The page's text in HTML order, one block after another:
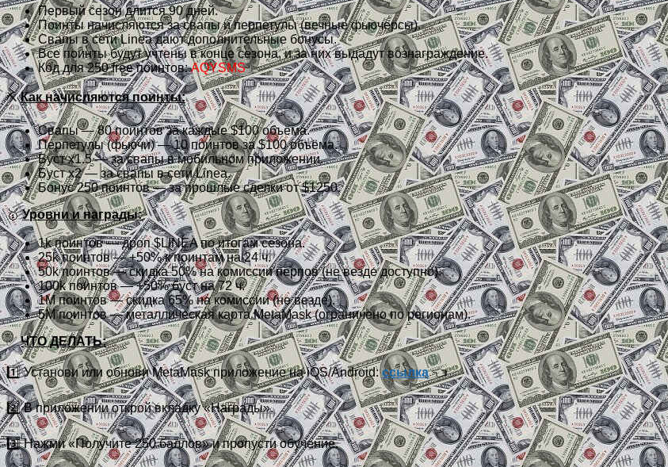
Первый сезон длится 90 дней.
Поинты начисляются за свапы и перпетулы (вечные фьючерсы).
Свапы в сети Linea дают дополнительные бонусы.
Все поинты будут учтены в конце сезона, и за них выдадут вознаграждение.
Код для 250 free поинтов:AQYSMS
⛏️Как начисляются поинты:
Свапы — 80 поинтов за каждые $100 объёма.
Перпетулы (фьючи) — 10 поинтов за $100 объёма.
Буст x1.5 — за свапы в мобильном приложении.
Буст x2 — за свапы в сети Linea.
Бонус 250 поинтов — за прошлые сделки от $1250.
🥇Уровни и награды:
1k поинтов — дроп $LINEA по итогам сезона.
25k поинтов — +50% к поинтам на 24 ч.
50k поинтов — скидка 50% на комиссии перпов (не везде доступно).
100k поинтов — +50% буст на 72 ч.
1M поинтов — скидка 65% на комиссии (не везде).
5M поинтов — металлическая карта MetaMask (ограничено по регионам).
✅ЧТО ДЕЛАТЬ:
1️⃣ Установи или обнови MetaMask приложение на iOS/Android:ссылка👈
2️⃣ В приложении открой вкладку «Награды».
3️⃣ Нажми «Получите 250 баллов» и пропусти обучение.